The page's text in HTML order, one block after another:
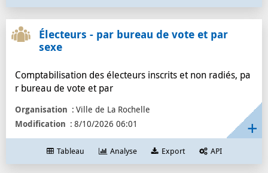
compte 3
comptabilisation 3
parlement 3
Électeurs - par bureau de vote et par
sexe
Comptabilisation des électeurs inscrits et non radiés, pa
r bureau de vote et par
Organisation
Ville de La Rochelle
Modification
8/10/2026 06:01
Tableau Analyse Export API